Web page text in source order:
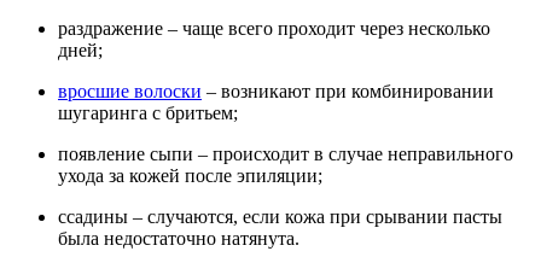
раздражение – чаще всего проходит через несколько
дней;
вросшие волоски – возникают при комбинировании
шугаринга с бритьем;
появление сыпи – происходит в случае неправильного
ухода за кожей после эпиляции;
ссадины – случаются, если кожа при срывании пасты
была недостаточно натянута.